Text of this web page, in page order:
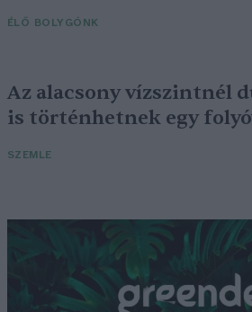
ÉLŐ BOLYGÓNK
Az alacsony vízszintnél
is történhetnek egy
SZEMLE